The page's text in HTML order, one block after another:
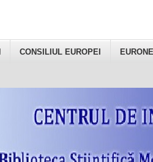
CONSILIUL EUROPEI